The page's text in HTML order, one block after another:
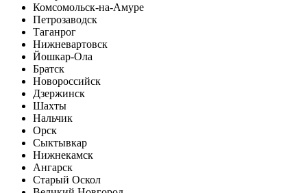
Комсомольск-на-Амуре
Петрозаводск
Таганрог
Нижневартовск
Йошкар-Ола
Братск
Новороссийск
Дзержинск
Шахты
Нальчик
Орск
Сыктывкар
Нижнекамск
Ангарск
Старый Оскол